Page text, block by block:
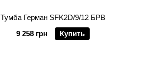
Тумба Герман SFK2D/9/12 БРВ
9 258 грн
Купить